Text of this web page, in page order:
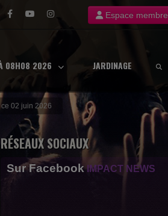
Espace membre
08H08 2026 JARDINAGE
02 juin 2026
RÉSEAUX SOCIAUX
Sur Facebook IMPACT NEWS